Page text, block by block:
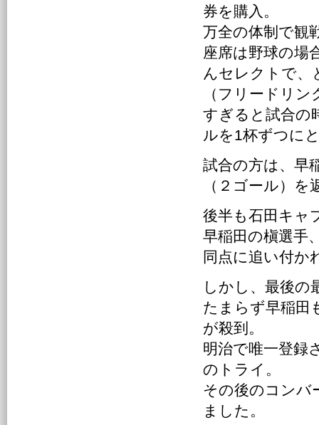
券を購入。
万全の体制で観
座席は野球の場
んセレクトで、
（フリードリ
すぎると試合の
ルを1杯ずつに
試合の方は、早
（２ゴール）
後半も石田キャ
早稲田の槇選手
同点に追い付か
しかし、最後の
たまらず早稲田
が殺到。
明治で唯一登録
のトライ。
その後のコンバ
ました。